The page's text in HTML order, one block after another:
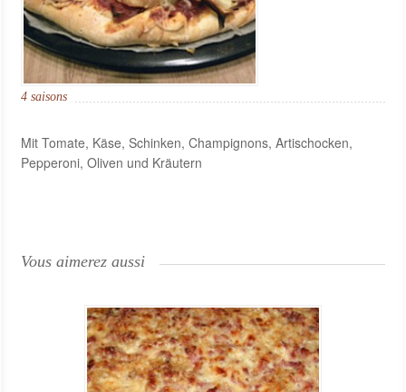
4 saisons
Mit Tomate, Käse, Schinken, Champignons, Artischocken,
Pepperoni, Oliven und Kräutern
Vous aimerez aussi